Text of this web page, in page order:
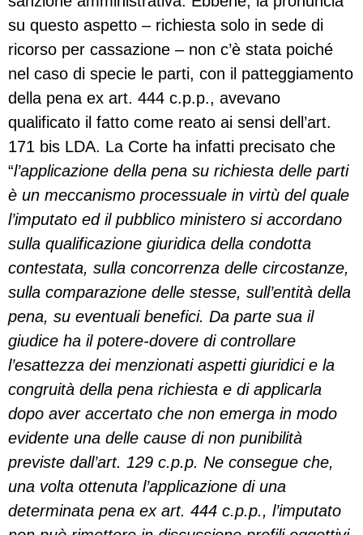
su questo aspetto – richiesta solo in sede di
ricorso per cassazione – non c’è stata poiché
nel caso di specie le parti, con il patteggiamento
della pena ex art. 444 c.p.p., avevano
qualificato il fatto come reato ai sensi dell’art.
171 bis LDA. La Corte ha infatti precisato che
“l’applicazione della pena su richiesta delle parti
è un meccanismo processuale in virtù del quale
l’imputato ed il pubblico ministero si accordano
sulla qualificazione giuridica della condotta
contestata, sulla concorrenza delle circostanze,
sulla comparazione delle stesse, sull’entità della
pena, su eventuali benefici. Da parte sua il
giudice ha il potere-dovere di controllare
l’esattezza dei menzionati aspetti giuridici e la
congruità della pena richiesta e di applicarla
dopo aver accertato che non emerga in modo
evidente una delle cause di non punibilità
previste dall’art. 129 c.p.p. Ne consegue che,
una volta ottenuta l’applicazione di una
determinata pena ex art. 444 c.p.p., l’imputato